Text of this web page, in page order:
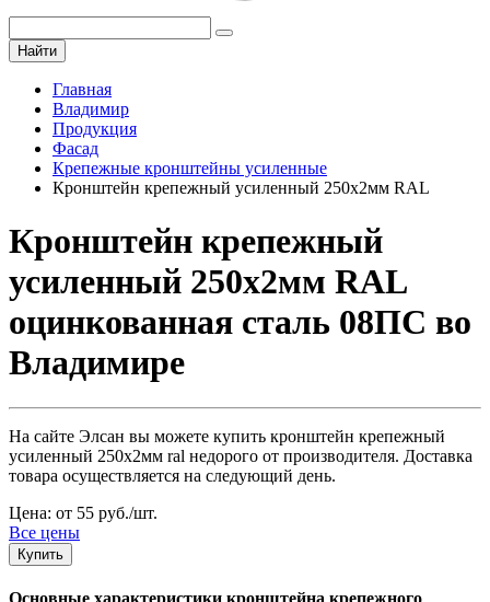
Найти
Главная
Владимир
Продукция
Фасад
Крепежные кронштейны усиленные
Кронштейн крепежный усиленный 250х2мм RAL
Кронштейн крепежный
усиленный 250х2мм RAL
оцинкованная сталь 08ПС во
Владимире
На сайте Элсан вы можете купить кронштейн крепежный
усиленный 250х2мм ral недорого от производителя. Доставка
товара осуществляется на следующий день.
Цена: от 55 руб./шт.
Все цены
Купить